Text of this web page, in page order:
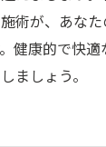
術が、あな
健康的で快
ましょう。